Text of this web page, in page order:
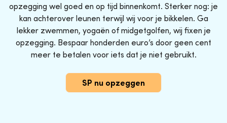
opzegging wel goed en op tijd binnenkomt. Sterker nog: je
kan achterover leunen terwijl wij voor je bikkelen. Ga
lekker zwemmen, yogaën of midgetgolfen, wij fixen je
opzegging. Bespaar honderden euro’s door geen cent
meer te betalen voor iets dat je niet gebruikt.
SP nu opzeggen